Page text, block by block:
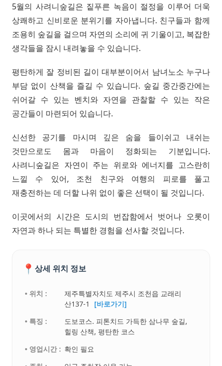
5월의 사려니숲길은 짙푸른 녹음이 절정을 이루어 더욱
상쾌하고 신비로운 분위기를 자아냅니다. 친구들과 함께
조용히 숲길을 걸으며 자연의 소리에 귀 기울이고, 복잡한
생각들을 잠시 내려놓을 수 있습니다.
평탄하게 잘 정비된 길이 대부분이어서 남녀노소 누구나
부담 없이 산책을 즐길 수 있습니다. 숲길 중간중간에는
쉬어갈 수 있는 벤치와 자연을 관찰할 수 있는 작은
공간들이 마련되어 있습니다.
신선한 공기를 마시며 깊은 숨을 들이쉬고 내쉬는
것만으로도 몸과 마음이 정화되는 기분입니다.
사려니숲길은 자연이 주는 위로와 에너지를 고스란히
느낄 수 있어, 조천 친구와 여행의 피로를 풀고
재충전하는 데 더할 나위 없이 좋은 선택이 될 것입니다.
이곳에서의 시간은 도시의 번잡함에서 벗어나 오롯이
자연과 하나 되는 특별한 경험을 선사할 것입니다.
📍 상세 위치 정보
• 위치 :
제주특별자치도 제주시 조천읍 교래리
산137-1
[바로가기]
• 특징 :
도보코스. 피톤치드 가득한 삼나무 숲길,
힐링 산책, 평탄한 코스
• 영업시간 : 확인 필요